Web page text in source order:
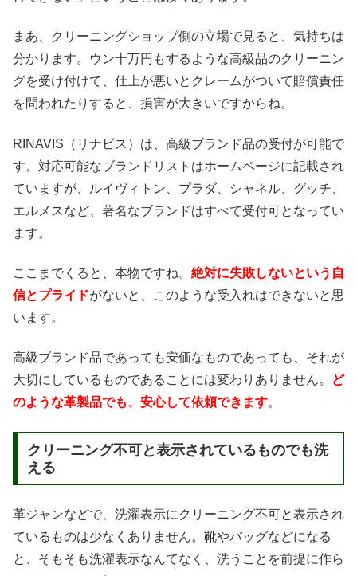
まあ、クリーニングショップ側の立場で見ると、気持ちは
分かります。ウン十万円もするような高級品のクリーニン
グを受け付けて、仕上が悪いとクレームがついて賠償責任
を問われたりすると、損害が大きいですからね。
RINAVIS（リナビス）は、高級ブランド品の受付が可能で
す。対応可能なブランドリストはホームページに記載され
ていますが、ルイヴィトン、プラダ、シャネル、グッチ、
エルメスなど、著名なブランドはすべて受付可となってい
ます。
ここまでくると、本物ですね。 絶対に失敗しないという自
信とプライドがないと、このような受入れはできないと思
います。
高級ブランド品であっても安価なものであっても、それが
大切にしているものであることには変わりありません。
ど
のような革製品でも、安心して依頼できます。
クリーニング不可と表示されているものでも洗
える
革ジャンなどで、洗濯表示にクリーニング不可と表示され
ているものは少なくありません。靴やバッグなどになる
と、そもそも洗濯表示なんてなく、洗うことを前提に作ら